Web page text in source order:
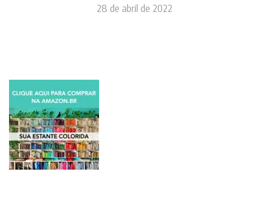
28 de abril de 2022